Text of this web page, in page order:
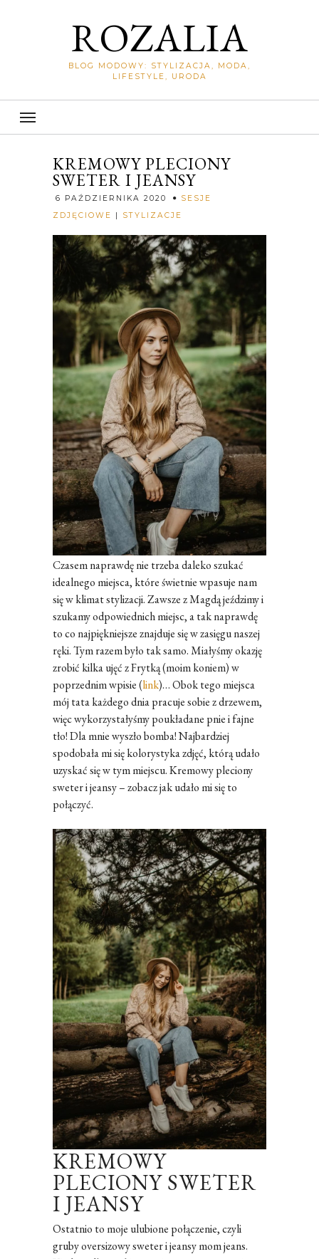
ROZALIA
BLOG MODOWY: STYLIZACJA, MODA,
LIFESTYLE, URODA
KREMOWY PLECIONY
SWETER I JEANSY
6 PAŹDZIERNIKA 2020
SESJE
ZDJĘCIOWE
| STYLIZACJE
Czasem naprawdę nie trzeba daleko szukać
idealnego miejsca, które świetnie wpasuje nam
się w klimat stylizacji. Zawsze z Magdą jeździmy i
szukamy odpowiednich miejsc, a tak naprawdę
to co najpiękniejsze znajduje się w zasięgu naszej
ręki. Tym razem było tak samo. Miałyśmy okazję
zrobić kilka ujęć z Frytką (moim koniem) w
poprzednim wpisie (link)… Obok tego miejsca
mój tata każdego dnia pracuje sobie z drzewem,
więc wykorzystałyśmy poukładane pnie i fajne
tło! Dla mnie wyszło bomba! Najbardziej
spodobała mi się kolorystyka zdjęć, którą udało
uzyskać się w tym miejscu. Kremowy pleciony
sweter i jeansy – zobacz jak udało mi się to
połączyć.
KREMOWY
PLECIONY SWETER
I JEANSY
Ostatnio to moje ulubione połączenie, czyli
gruby oversizowy sweter i jeansy mom jeans.